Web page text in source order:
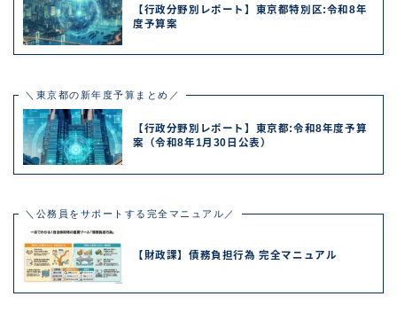
【行政分野別レポート】東京都特別区:令和8年
度予算案
＼東京都の新年度予算まとめ／
【行政分野別レポート】東京都:令和8年度予算
案（令和8年1月30日公表）
＼公務員をサポートする完全マニュアル／
【財政課】債務負担行為 完全マニュアル